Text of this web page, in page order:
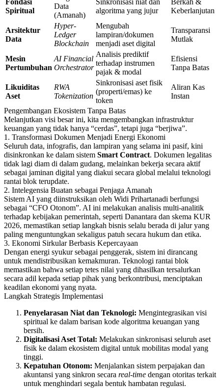
Spiritual
Data
(Amanah)
algoritma yang jujur
Keberlanjutan
Arsitektur
Data
Hyper-
Ledger
Blockchain
Mengubah
lampiran/dokumen
menjadi aset digital
Transparansi
Mutlak
Mesin
Pertumbuhan
AI Financial
Orchestrator
Analisis prediktif
terhadap instrumen
pajak & modal
Efisiensi
Tanpa Batas
Likuiditas
Aset
RWA
Tokenization
Sinkronisasi aset fisik
(properti/emas) ke
token
Aliran Kas
Instan
Pengembangan Ekosistem Tanpa Batas
Melanjutkan visi besar ini, kita mengembangkan infrastruktur
keuangan yang tidak hanya “cerdas”, tetapi juga “berjiwa”.
1. Transformasi Dokumen Menjadi Energi Ekonomi
Seluruh data, infografis, dan lampiran yang selama ini pasif, kini
disinkronkan ke dalam sistem Smart Contract. Dokumen legalitas
tidak lagi diam di dalam gudang, melainkan bekerja secara aktif
sebagai jaminan digital yang diakui secara global melalui teknologi
rantai blok terupdate.
2. Intelegensia Buatan sebagai Penjaga Amanah
Sistem AI yang diinstruksikan oleh Widi Prihartanadi berfungsi
sebagai “CFO Otonom”. AI ini melakukan analisis multi-analitik
terhadap kebijakan pemerintah, seperti Danantara dan skema KUR
2026, memastikan setiap langkah bisnis selalu berada di jalur yang
paling menguntungkan sekaligus patuh secara hukum dan etika.
3. Ekonomi Sirkular Berbasis Kepercayaan
Dengan energi syukur sebagai penggerak, sistem ini dirancang
untuk mendistribusikan kemakmuran. Teknologi rantai blok
memastikan bahwa setiap tetes nilai yang dihasilkan tersalurkan
secara adil kepada setiap pihak yang berkontribusi, menciptakan
keadilan ekonomi yang nyata.
Langkah Strategis Implementasi
Penyelarasan Niat dan Teknologi: Mengintegrasikan visi
spiritual ke dalam barisan kode algoritma keuangan yang
bersih.
Digitalisasi Aset Total: Melakukan sinkronisasi seluruh aset
fisik ke dalam ekosistem digital untuk mobilitas modal yang
tinggi.
Kepatuhan Otonom: Menjalankan sistem perpajakan dan
akuntansi yang sinkron secara real-time dengan otoritas terkait
untuk menghindari segala bentuk hambatan regulasi.